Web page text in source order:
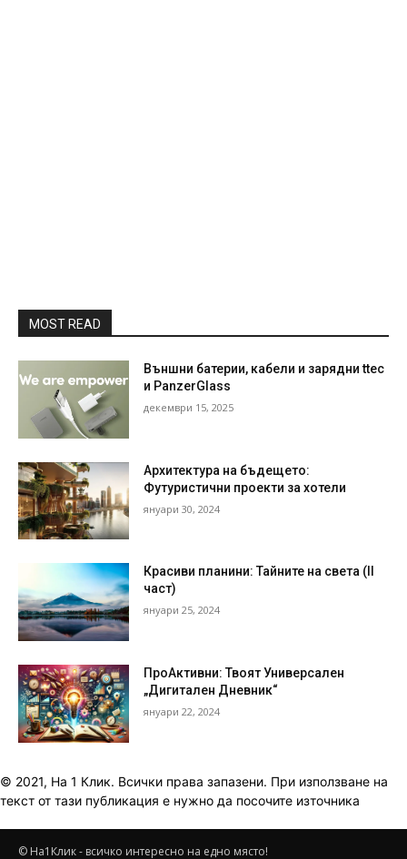
MOST READ
Външни батерии, кабели и зарядни ttec
и PanzerGlass
декември 15, 2025
Архитектура на бъдещето:
Футуристични проекти за хотели
януари 30, 2024
Красиви планини: Тайните на света (II
част)
януари 25, 2024
ПроАктивни: Твоят Универсален
„Дигитален Дневник“
януари 22, 2024
© 2021, На 1 Клик. Всички права запазени. При използване на
текст от тази публикация е нужно да посочите източника
© На1Клик - всичко интересно на едно място!